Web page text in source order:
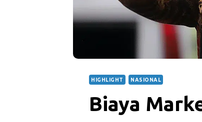
HIGHLIGHT NASIONAL
Biaya